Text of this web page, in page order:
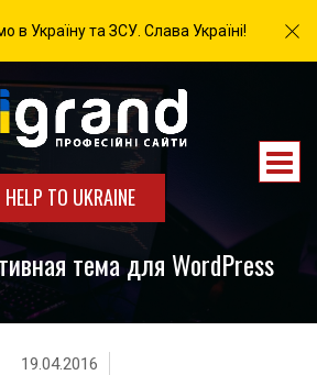
в Україну та ЗСУ. Слава Україні!
HELP TO UKRAINE
тема для WordPress
19.04.2016